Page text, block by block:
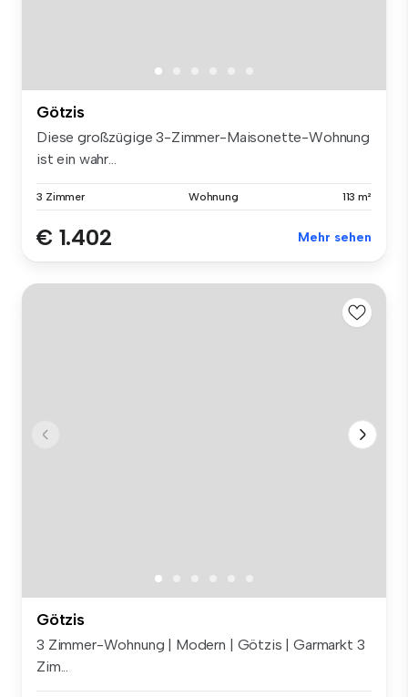
Götzis
Diese großzügige 3-Zimmer-Maisonette-Wohnung
ist ein wahr...
3 Zimmer Wohnung 113 m²
€ 1.402 Mehr sehen
Götzis
3 Zimmer-Wohnung | Modern | Götzis | Garmarkt 3
Zim...